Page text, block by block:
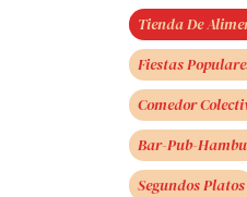
Tienda De
Fiestas
Comedor
Bar-Pub-
Segundos Platos